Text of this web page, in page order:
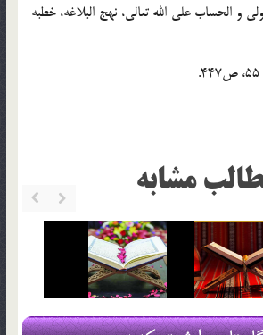
و الحساب علی الله تعالی، نهج البلاغه، خطبه
مشابه